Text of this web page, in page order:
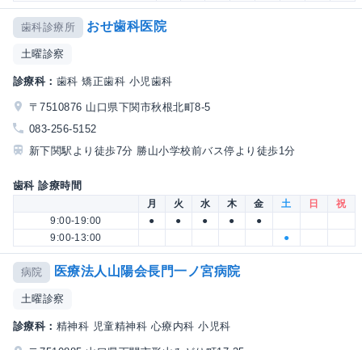
歯科診療所 おせ歯科医院
土曜診察
診療科： 歯科 矯正歯科 小児歯科
〒7510876 山口県下関市秋根北町8-5
083-256-5152
新下関駅より徒歩7分 勝山小学校前バス停より徒歩1分
歯科 診療時間
月 火 水 木 金 土 日
祝
9:00-19:00
● ● ● ●
●
9:00-13:00
●
病院 医療法人山陽会長門一ノ宮病院
土曜診察
診療科： 精神科 児童精神科 心療内科 小児科